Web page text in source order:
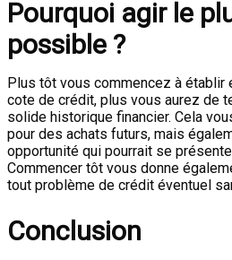
Pourquoi agir le
possible ?
Plus tôt vous commencez à établir
cote de crédit, plus vous aurez de
solide historique financier. Cela
pour des achats futurs, mais
opportunité qui pourrait se
Commencer tôt vous donne
tout problème de crédit éventuel
Conclusion